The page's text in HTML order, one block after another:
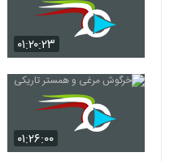
۰۱:۲۰:۲۳
۰۱:۲۶:۰۰